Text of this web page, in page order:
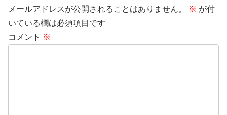
メールアドレスが公開されることはありません。 ※ が付
いている欄は必須項目です
コメント ※